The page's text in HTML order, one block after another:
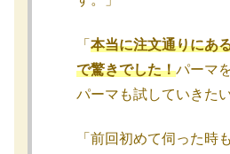
「 本当に注文通りにあ
で驚きでした！パーマ
パーマも試していきた
「前回初めて伺った時